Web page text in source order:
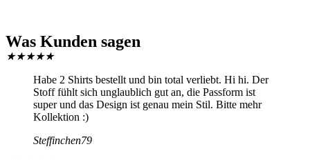
Was Kunden sagen
★★★★★
Habe 2 Shirts bestellt und bin total verliebt. Hi hi. Der
Stoff fühlt sich unglaublich gut an, die Passform ist
super und das Design ist genau mein Stil. Bitte mehr
Kollektion :)
Steffinchen79